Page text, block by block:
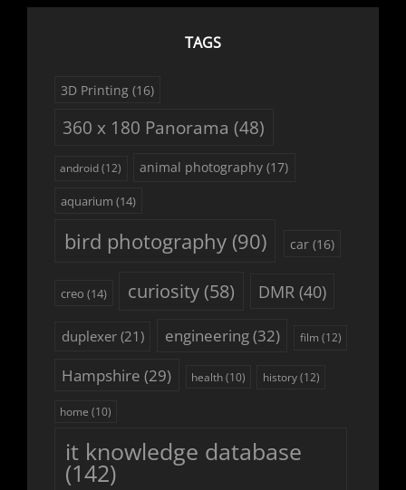
TAGS
3D Printing (16)
360 x 180 Panorama (48)
android(12) animal photography (17)
aquarium (14)
bird photography(90) car(16)
creo (14) curiosity(58) DMR (40)
duplexer(21) engineering(32) film (12)
Hampshire (29) health(10) history(12)
home (10)
it knowledge database
(142)